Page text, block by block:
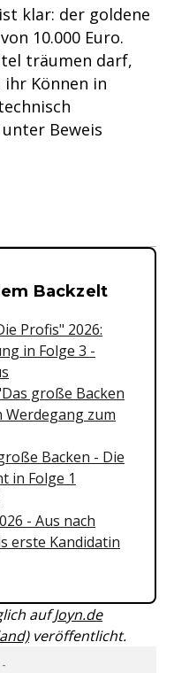
klar: der goldene
10.000 Euro.
träumen darf,
ihr Können in
Beweis
& Backzelt
Profis" 2026:
in Folge 3 -
große Backen
Werdegang zum
Backen - Die
in Folge 1
- Aus nach
erste Kandidatin
aufJoyn.de
veröffentlicht.